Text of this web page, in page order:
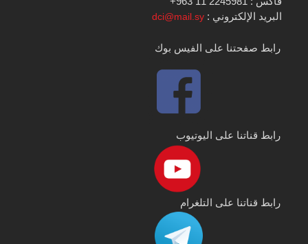
البريد الإلكتروني :dci@mail.sy
رابط صفحتنا على الفيس بوك
رابط قناتنا على اليوتيوب
رابط قناتنا على التلغرام